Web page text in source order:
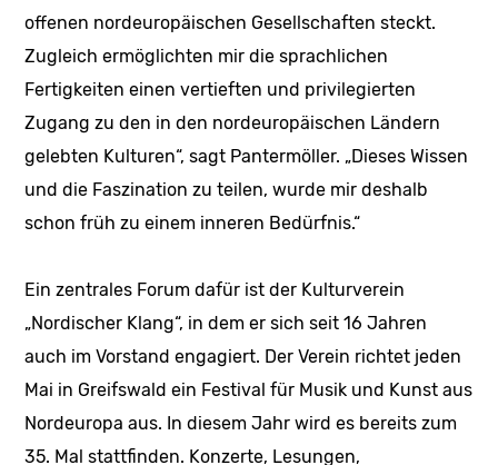
offenen nordeuropäischen Gesellschaften steckt.
Zugleich ermöglichten mir die sprachlichen
Fertigkeiten einen vertieften und privilegierten
Zugang zu den in den nordeuropäischen Ländern
gelebten Kulturen“, sagt Pantermöller. „Dieses Wissen
und die Faszination zu teilen, wurde mir deshalb
schon früh zu einem inneren Bedürfnis.“
Ein zentrales Forum dafür ist der Kulturverein
„Nordischer Klang“, in dem er sich seit 16 Jahren
auch im Vorstand engagiert. Der Verein richtet jeden
Mai in Greifswald ein Festival für Musik und Kunst aus
Nordeuropa aus. In diesem Jahr wird es bereits zum
35. Mal stattfinden. Konzerte, Lesungen,